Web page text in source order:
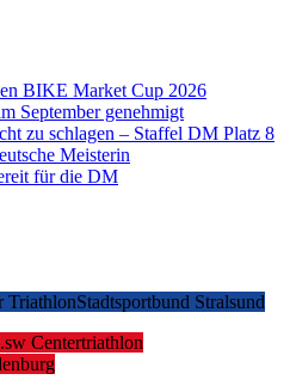
BIKE Market Cup 2026
September genehmigt
zu schlagen – Staffel DM Platz 8
Meisterin
für die DM
TriathlonStadtsportbund Stralsund
Centertriathlon